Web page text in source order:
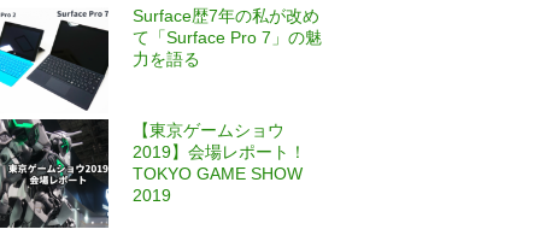
Surface歴7年の私が改め
て「Surface Pro 7」の魅
力を語る
【東京ゲームショウ
2019】会場レポート！
TOKYO GAME SHOW
2019